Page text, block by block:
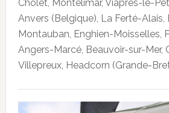
Cholet, Montélimar, Viâpres-le-
Anvers (Belgique), La Ferté-Alais,
Montauban, Enghien-Moisselles,
Angers-Marcé, Beauvoir-sur-Mer,
Villepreux, Headcorn (Grande-